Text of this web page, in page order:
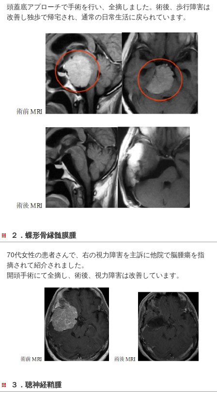
頭蓋底アプローチで手術を行い、全摘しました。術後、歩行障害は
改善し独歩で帰宅され、通常の日常生活に戻られています。
２．蝶形骨縁髄膜腫
70代女性の患者さんで、右の視力障害を主訴に他院で脳腫瘍を指
摘されて紹介されました。
開頭手術にて全摘し、術後、視力障害は改善しています。
３．聴神経鞘腫